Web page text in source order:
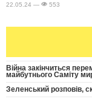
22.05.24 — 553
Війна закінчиться
майбутнього Саміту
Зеленський розповів,